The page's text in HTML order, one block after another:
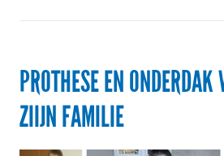
PROTHESE EN
ZIIJN FAMILIE